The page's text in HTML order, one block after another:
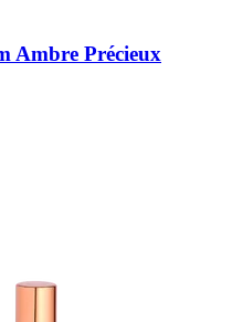
Ambre Précieux